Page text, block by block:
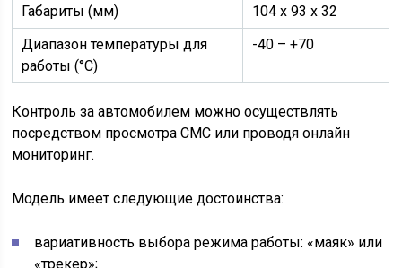
Габариты (мм)
104 х 93 х 32
Диапазон температуры для
работы (°C)
-40 – +70
Контроль за автомобилем можно осуществлять
посредством просмотра СМС или проводя онлайн
мониторинг.
Модель имеет следующие достоинства:
вариативность выбора режима работы: «маяк» или
«трекер»;